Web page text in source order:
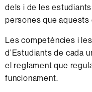
dels i de lesestudiants
persones que aquests
Lescompetències i
d’Estudiants de cada
elreglament que
funcionament.